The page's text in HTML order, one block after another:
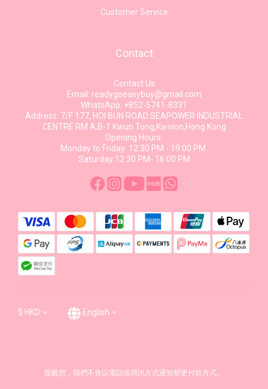
Customer Service
Contact
Contact Us
Email: readygoeasybuy@gmail.com
WhatsApp: +852-5741-8331
Address: 7/F 177, HOI BUN ROAD SEAPOWER INDUSTRIAL
CENTRE RM A,B-1 Kwun Tong,Kwolon,Hong Kong
Opening Hours:
Monday to Friday: 12:30 PM - 19:00 PM.
Saturday:12:30 PM- 16:00 PM
$ HKD English
提醒您，我們不會以電話或簡訊方式通知變更付款方式。